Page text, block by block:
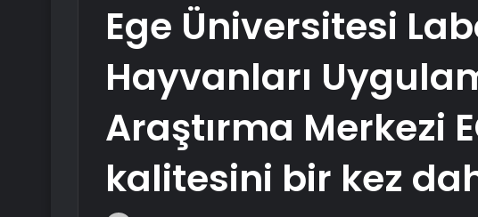
Ege Üniversitesi
Hayvanları
Araştırma Merkezi
kalitesini bir kez